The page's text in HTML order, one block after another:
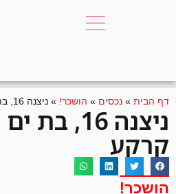
דף הבית » נכסים » הושכר! » ניצנה 16, בת ים – קומת קרקע
ניצנה 16,
קרקע
הושכר!